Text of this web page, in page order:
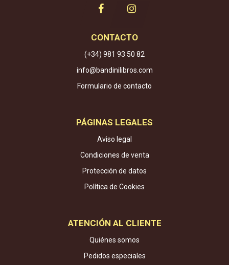
CONTACTO
(+34) 981 93 50 82
info@bandinilibros.com
Formulario de contacto
PÁGINAS LEGALES
Aviso legal
Condiciones de venta
Protección de datos
Política de Cookies
ATENCIÓN AL CLIENTE
Quiénes somos
Pedidos especiales